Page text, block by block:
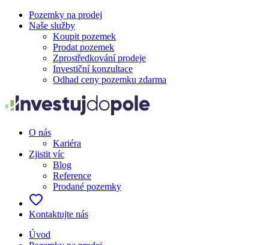
Pozemky na prodej
Naše služby
Koupit pozemek
Prodat pozemek
Zprostředkování prodeje
Investiční konzultace
Odhad ceny pozemku zdarma
O nás
Kariéra
Zjistit víc
Blog
Reference
Prodané pozemky
Kontaktujte nás
Úvod